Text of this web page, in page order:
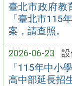
臺北市政府教
「臺北市115
案，請查照。
2026-06-23 設
「115年中小
高中部延長招